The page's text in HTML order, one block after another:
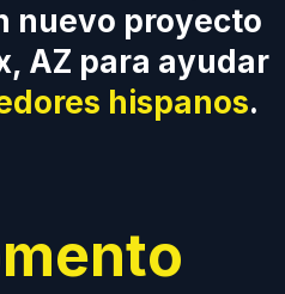
nuevo proyecto
AZ para ayudar
hispanos.